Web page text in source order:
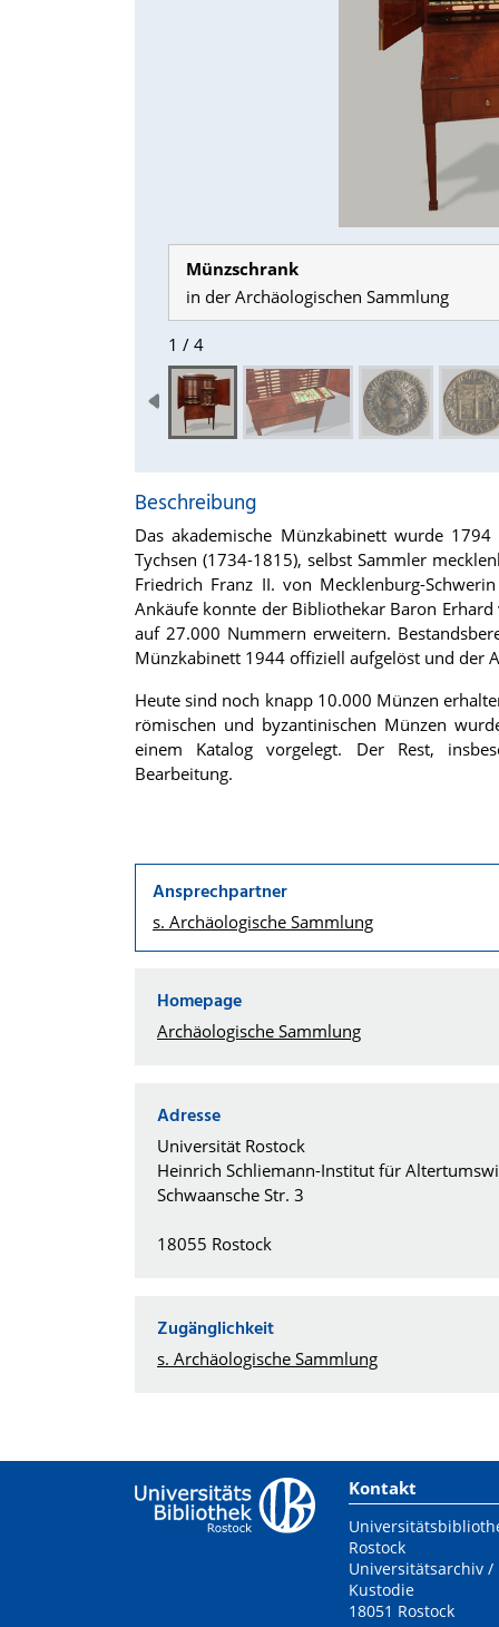
Münzschrank
in der Archäologischen Sammlung
1 / 4
Beschreibung
Das akademische Münzkabinett wurde
Tychsen (1734-1815), selbst Sammler
Friedrich Franz II. von Mecklenburg-
Ankäufe konnte der Bibliothekar Baron
auf 27.000 Nummern erweitern.
Münzkabinett 1944 offiziell aufgelöst und der
Heute sind noch knapp 10.000 Münzen
römischen und byzantinischen Münzen
einem Katalog vorgelegt. Der Rest,
Bearbeitung.
Ansprechpartner
s. Archäologische Sammlung
Homepage
Archäologische Sammlung
Adresse
Universität Rostock
Heinrich Schliemann-Institut für
Schwaansche Str. 3
18055 Rostock
Zugänglichkeit
s. Archäologische Sammlung
Kontakt
Rostock
Universitätsarchiv /
Kustodie
18051 Rostock